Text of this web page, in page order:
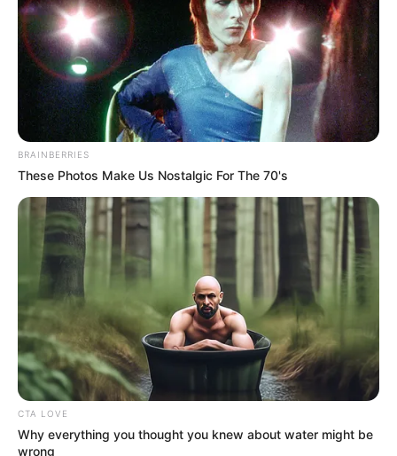
BRAINBERRIES
These Photos Make Us Nostalgic For The 70's
CTA LOVE
Why everything you thought you knew about water might be
wrong